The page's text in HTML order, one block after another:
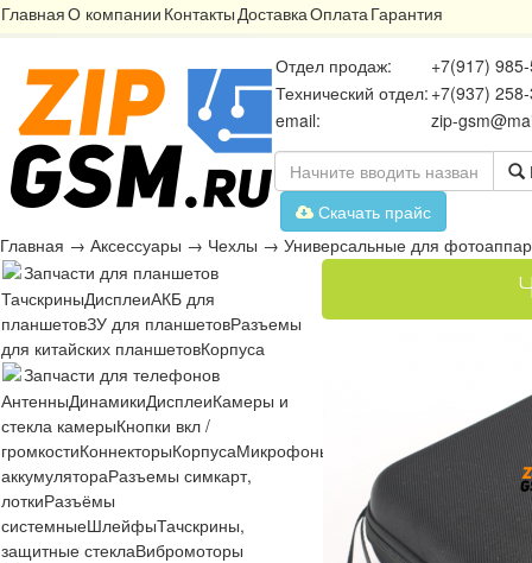
ГлавнаяО компании КонтактыДоставкаОплатаГарантия
Отдел продаж:
+7(917)
Технический отдел: +7(937)
email:
zip-
Скачать прайс
Главная → Аксессуары → Чехлы → Универсальные для
Запчасти для планшетов
ТачскриныДисплеиАКБ для
планшетовЗУ для планшетовРазъемы
для китайских планшетовКорпуса
Запчасти для телефонов
АнтенныДинамикиДисплеиКамеры и
стекла камерыКнопки вкл /
громкостиКоннекторыКорпусаМикрофоны МикросхемыПлаты
аккумулятораРазъемы симкарт,
лоткиРазъёмы
системныеШлейфыТачскрины,
защитные стеклаВибромоторы